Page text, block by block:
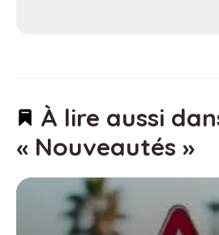
À lire aussi
« Nouveautés »